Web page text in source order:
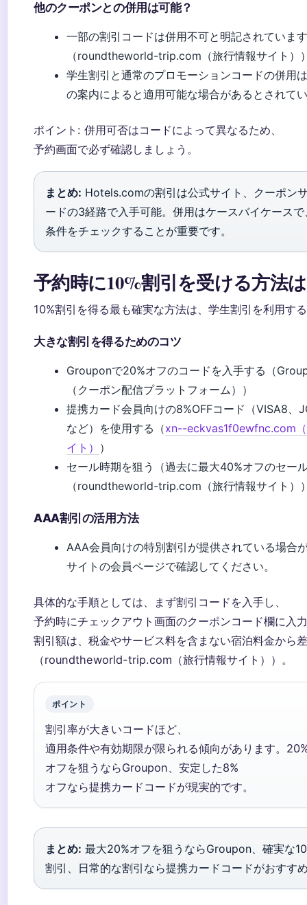
他のクーポンとの併用は可能？
一部の割引コードは併用不可と明記されています
（roundtheworld-trip.com（旅行情報サイト）
学生割引と通常のプロモーションコードの併用
の案内によると適用可能な場合があるとされて
ポイント: 併用可否はコードによって異なるため、
予約画面で必ず確認しましょう。
まとめ: Hotels.comの割引は公式サイト、クーポン
ードの3経路で入手可能。併用はケースバイケース
条件をチェックすることが重要です。
予約時に10%割引を受ける方法
10%割引を得る最も確実な方法は、学生割引を利用す
大きな割引を得るためのコツ
Grouponで20%オフのコードを入手する（
（クーポン配信プラットフォーム））
提携カード会員向けの8%OFFコード（VISA8、
など）を使用する（xn--eckvas1f0ewfnc.com
イト） ）
セール時期を狙う（過去に最大40%オフのセー
（roundtheworld-trip.com（旅行情報サイト）
AAA割引の活用方法
AAA会員向けの特別割引が提供されている場合
サイトの会員ページで確認してください。
具体的な手順としては、まず割引コードを入手し、
予約時にチェックアウト画面のクーポンコード欄に入
割引額は、税金やサービス料を含まない宿泊料金から
（roundtheworld-trip.com（旅行情報サイト））。
ポイント
割引率が大きいコードほど、
適用条件や有効期限が限られる傾向があります。
オフを狙うならGroupon、安定した8%
オフなら提携カードコードが現実的です。
まとめ: 最大20%オフを狙うならGroupon、確実な
割引、日常的な割引なら提携カードコードがおすす